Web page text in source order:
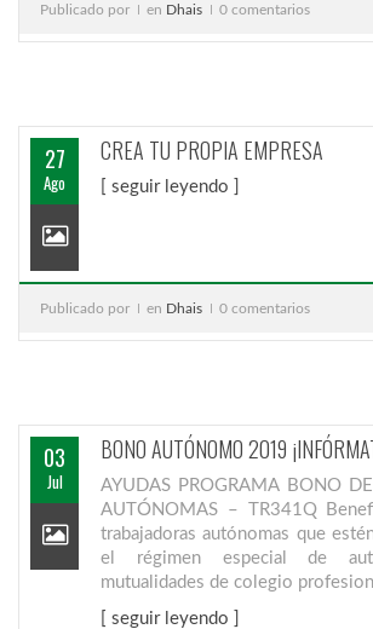
Publicado por en Dhais 0 comentarios
27
Ago
CREA TU PROPIA EMPRESA
[ seguir leyendo ]
Publicado por en Dhais 0 comentarios
03
Jul
BONO AUTÓNOMO 2019
AYUDAS PROGRAMA BONO
AUTÓNOMAS – TR341Q
trabajadoras autónomas que
el régimen especial de
mutualidades de colegio
[ seguir leyendo ]